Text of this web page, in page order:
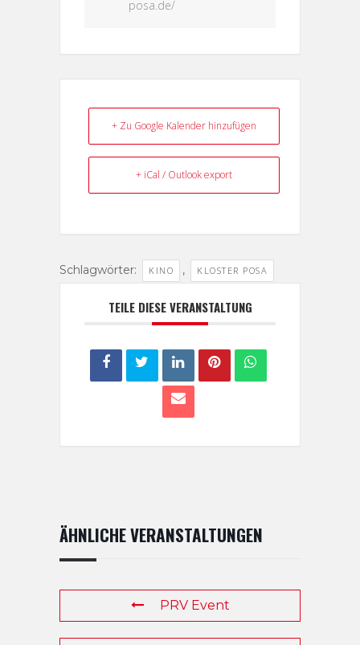
posa.de/
+ Zu Google Kalender hinzufügen
+ iCal / Outlook export
Schlagwörter: KINO , KLOSTER POSA
TEILE DIESE VERANSTALTUNG
ÄHNLICHE VERANSTALTUNGEN
PRV Event